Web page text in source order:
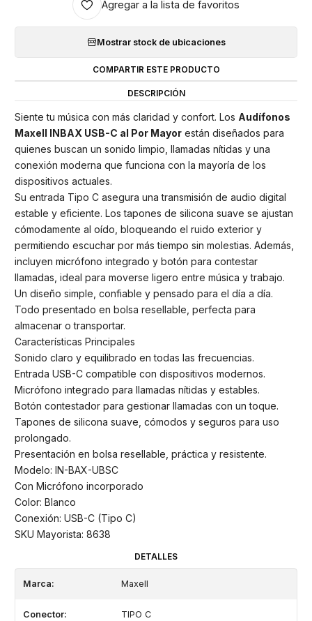
Agregar a la lista de favoritos
Mostrar stock de ubicaciones
COMPARTIR ESTE PRODUCTO
DESCRIPCIÓN
Siente tu música con más claridad y confort. Los Audífonos
Maxell INBAX USB-C al Por Mayor están diseñados para
quienes buscan un sonido limpio, llamadas nítidas y una
conexión moderna que funciona con la mayoría de los
dispositivos actuales.
Su entrada Tipo C asegura una transmisión de audio digital
estable y eficiente. Los tapones de silicona suave se ajustan
cómodamente al oído, bloqueando el ruido exterior y
permitiendo escuchar por más tiempo sin molestias. Además,
incluyen micrófono integrado y botón para contestar
llamadas, ideal para moverse ligero entre música y trabajo.
Un diseño simple, confiable y pensado para el día a día.
Todo presentado en bolsa resellable, perfecta para
almacenar o transportar.
Características Principales
Sonido claro y equilibrado en todas las frecuencias.
Entrada USB-C compatible con dispositivos modernos.
Micrófono integrado para llamadas nítidas y estables.
Botón contestador para gestionar llamadas con un toque.
Tapones de silicona suave, cómodos y seguros para uso
prolongado.
Presentación en bolsa resellable, práctica y resistente.
Modelo: IN-BAX-UBSC
Con Micrófono incorporado
Color: Blanco
Conexión: USB-C (Tipo C)
SKU Mayorista: 8638
DETALLES
Marca: Maxell
Conector: TIPO C